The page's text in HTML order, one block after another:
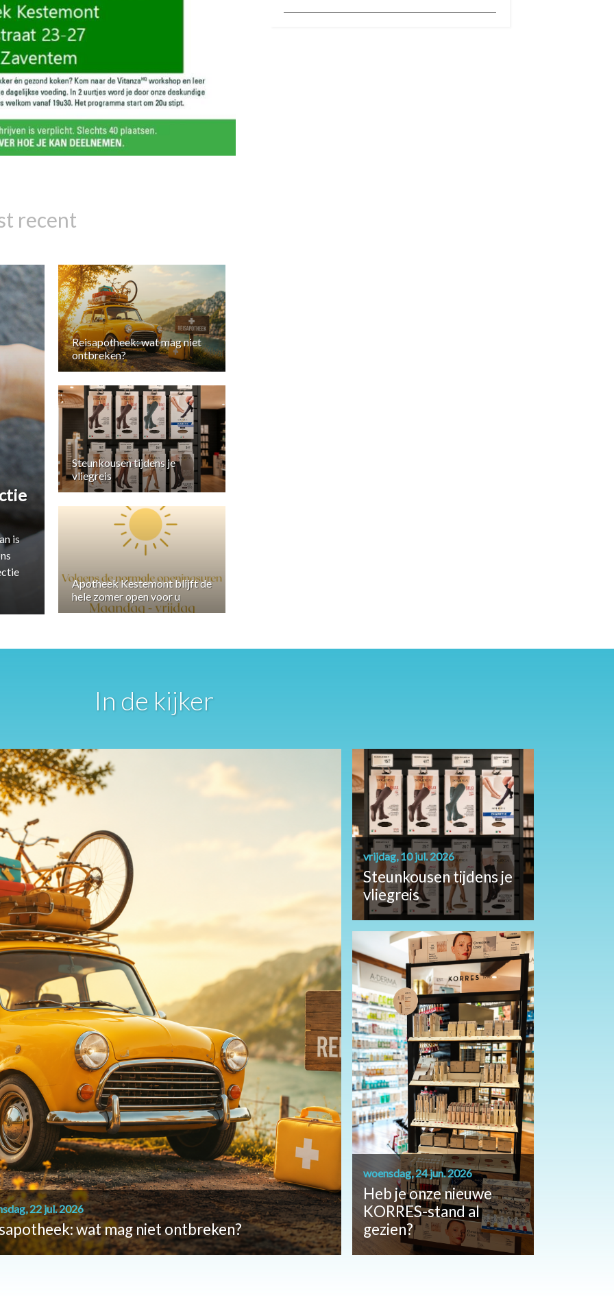
recent
is
Reisapotheek: wat mag niet
ontbreken?
Steunkousen tijdens je
vliegreis
Apotheek Kestemont blijft de
hele zomer open voor u
In de kijker
22 jul. 2026
wat mag niet ontbreken?
vrijdag, 10 jul. 2026
Steunkousen tijdens je
vliegreis
woensdag, 24 jun. 2026
Heb je onze nieuwe
KORRES-stand al
gezien?